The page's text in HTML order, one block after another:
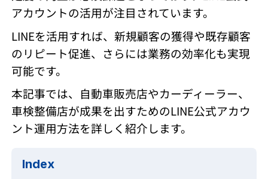
アカウントの活用が注目されています。
LINEを活用すれば、新規顧客の獲得や既存顧客
のリピート促進、さらには業務の効率化も実現
可能です。
本記事では、自動車販売店やカーディーラー、
車検整備店が成果を出すためのLINE公式アカウ
ント運用方法を詳しく紹介します。
Index